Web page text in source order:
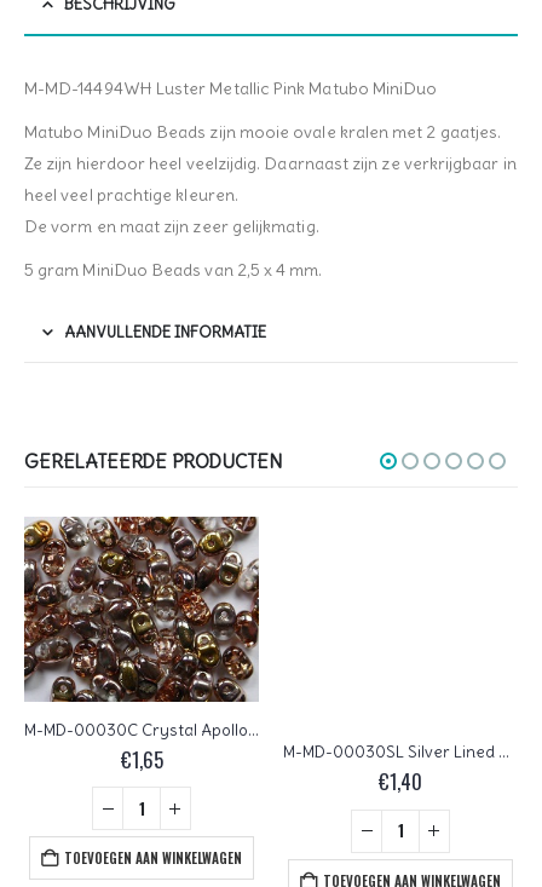
BESCHRIJVING
M-MD-14494WH Luster Metallic Pink Matubo MiniDuo
Matubo MiniDuo Beads zijn mooie ovale kralen met 2 gaatjes.
Ze zijn hierdoor heel veelzijdig. Daarnaast zijn ze verkrijgbaar in
heel veel prachtige kleuren.
De vorm en maat zijn zeer gelijkmatig.
5 gram MiniDuo Beads van 2,5 x 4 mm.
AANVULLENDE INFORMATIE
GERELATEERDE PRODUCTEN
M-MD-00030C Crystal Apollo Gold Matubo MiniDuo 5 gram
€1,65
TOEVOEGEN AAN WINKELWAGEN
M-MD-00030SL Silver Lined Crystal Matubo MiniDuo 5 gram
€1,40
TOEVOEGEN AAN WINKELWAGEN